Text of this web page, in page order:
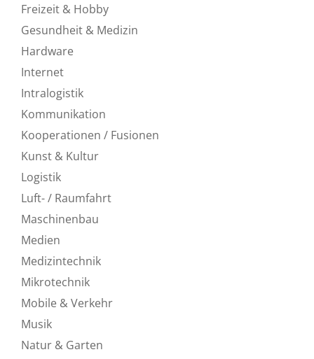
Freizeit & Hobby
Gesundheit & Medizin
Hardware
Internet
Intralogistik
Kommunikation
Kooperationen / Fusionen
Kunst & Kultur
Logistik
Luft- / Raumfahrt
Maschinenbau
Medien
Medizintechnik
Mikrotechnik
Mobile & Verkehr
Musik
Natur & Garten